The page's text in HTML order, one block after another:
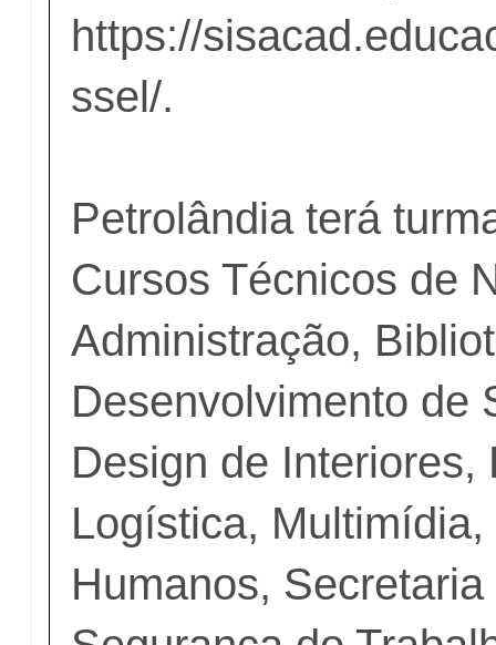
https://
ssel/.
Petrolândia terá
Cursos Técnicos de
Administração,
Desenvolvimento de
Design de Interiores,
Logística,
Humanos,